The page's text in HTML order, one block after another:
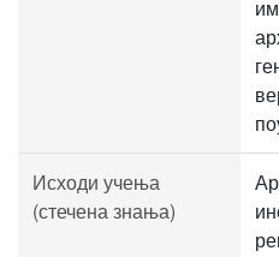
Исходи учења
(стечена знања)